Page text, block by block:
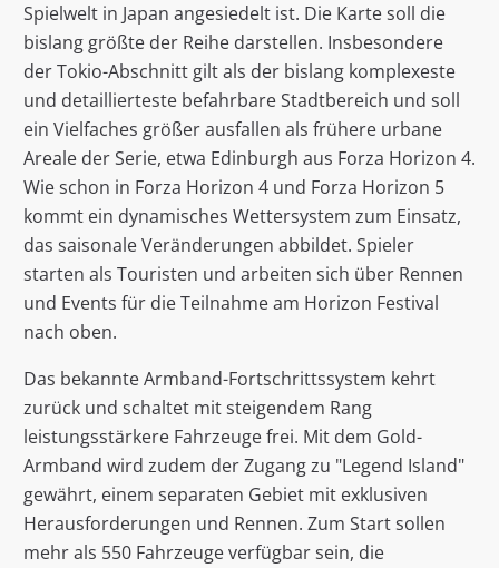
Spielwelt in Japan angesiedelt ist. Die Karte soll die
bislang größte der Reihe darstellen. Insbesondere
der Tokio-Abschnitt gilt als der bislang komplexeste
und detaillierteste befahrbare Stadtbereich und soll
ein Vielfaches größer ausfallen als frühere urbane
Areale der Serie, etwa Edinburgh aus Forza Horizon 4.
Wie schon in Forza Horizon 4 und Forza Horizon 5
kommt ein dynamisches Wettersystem zum Einsatz,
das saisonale Veränderungen abbildet. Spieler
starten als Touristen und arbeiten sich über Rennen
und Events für die Teilnahme am Horizon Festival
nach oben.
Das bekannte Armband-Fortschrittssystem kehrt
zurück und schaltet mit steigendem Rang
leistungsstärkere Fahrzeuge frei. Mit dem Gold-
Armband wird zudem der Zugang zu "Legend Island"
gewährt, einem separaten Gebiet mit exklusiven
Herausforderungen und Rennen. Zum Start sollen
mehr als 550 Fahrzeuge verfügbar sein, die